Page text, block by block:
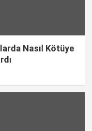
Nasıl Kötüye